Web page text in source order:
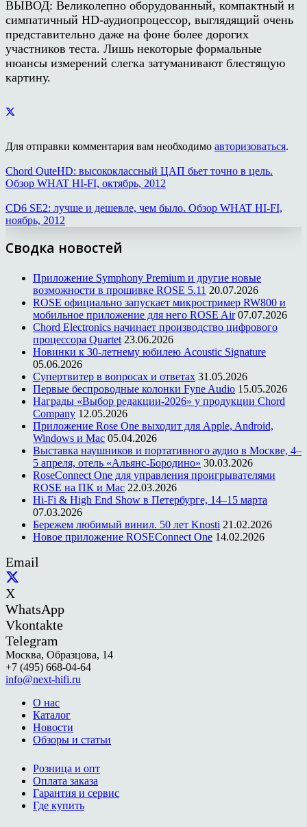
ВЫВОД: Великолепно оборудованный, компактный и
симпатичный HD-аудиопроцессор, выглядящий очень
представительно даже на фоне более дорогих
участников теста. Лишь некоторые формальные
нюансы измерений слегка затуманивают блестящую
картину.
Для отправки комментария вам необходимо авторизоваться.
Chord QuteHD: высококлассный ЦАП бьет точно в цель.
Обзор WHAT HI-FI, октябрь, 2012
CD6 SE2: лучше и дешевле, чем было. Обзор WHAT HI-FI,
ноябрь, 2012
Сводка новостей
Приложение Symphony Premium и другие новые
возможности в прошивке ROSE 5.11 20.07.2026
ROSE официально запускает микростример RW800 и
мобильное приложение для него ROSE Air 07.07.2026
Chord Electronics начинает производство цифрового
процессора Quartet 23.06.2026
Новинки к 30-летнему юбилею Acoustic Signature
05.06.2026
Супертвитер в вопросах и ответах 31.05.2026
Первые беспроводные колонки Fyne Audio 15.05.2026
Награды «Выбор редакции-2026» у продукции Chord
Company 12.05.2026
Приложение Rose One выходит для Apple, Android,
Windows и Mac 05.04.2026
Выставка наушников и портативного аудио в Москве, 4–
5 апреля, отель «Альянс-Бородино» 30.03.2026
RoseConnect One для управления проигрывателями
ROSE на ПК и Mac 22.03.2026
Hi-Fi & High End Show в Петербурге, 14–15 марта
07.03.2026
Бережем любимый винил. 50 лет Knosti 21.02.2026
Новое приложение ROSEConnect One 14.02.2026
Email
X
WhatsApp
Vkontakte
Telegram
Москва, Образцова, 14
+7 (495) 668-04-64
info@next-hifi.ru
О нас
Каталог
Новости
Обзоры и статьи
Розница и опт
Оплата заказа
Гарантия и сервис
Где купить